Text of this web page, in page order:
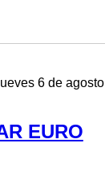
6 de agosto
EURO